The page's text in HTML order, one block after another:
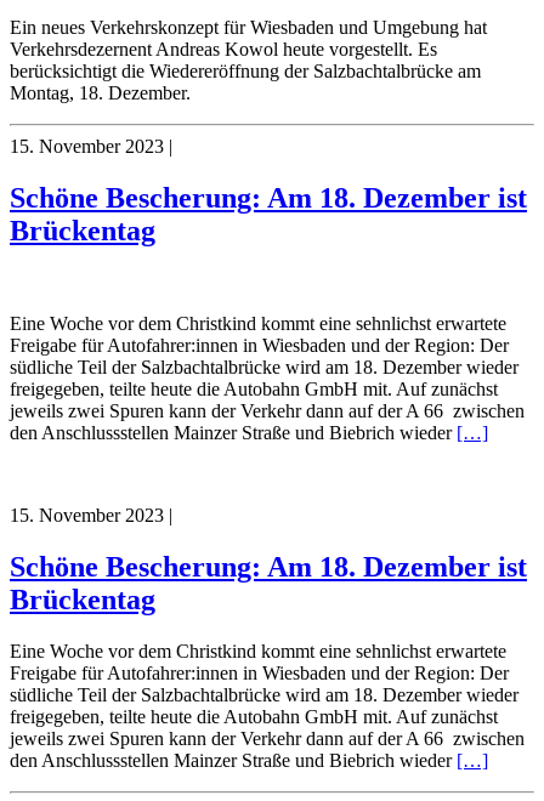
Ein neues Verkehrskonzept für Wiesbaden und Umgebung hat
Verkehrsdezernent Andreas Kowol heute vorgestellt. Es
berücksichtigt die Wiedereröffnung der Salzbachtalbrücke am
Montag, 18. Dezember.
15. November 2023 |
Schöne Bescherung: Am 18. Dezember ist
Brückentag
Eine Woche vor dem Christkind kommt eine sehnlichst erwartete
Freigabe für Autofahrer:innen in Wiesbaden und der Region: Der
südliche Teil der Salzbachtalbrücke wird am 18. Dezember wieder
freigegeben, teilte heute die Autobahn GmbH mit. Auf zunächst
jeweils zwei Spuren kann der Verkehr dann auf der A 66 zwischen
den Anschlussstellen Mainzer Straße und Biebrich wieder […]
15. November 2023 |
Schöne Bescherung: Am 18. Dezember ist
Brückentag
Eine Woche vor dem Christkind kommt eine sehnlichst erwartete
Freigabe für Autofahrer:innen in Wiesbaden und der Region: Der
südliche Teil der Salzbachtalbrücke wird am 18. Dezember wieder
freigegeben, teilte heute die Autobahn GmbH mit. Auf zunächst
jeweils zwei Spuren kann der Verkehr dann auf der A 66 zwischen
den Anschlussstellen Mainzer Straße und Biebrich wieder […]